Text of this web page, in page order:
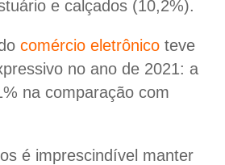
e calçados (10,2%).
comércio eletrônicoteve
no ano de 2021: a
na comparação com
é imprescindível manter